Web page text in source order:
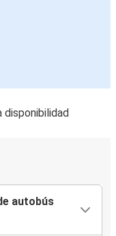
disponibilidad
autobús